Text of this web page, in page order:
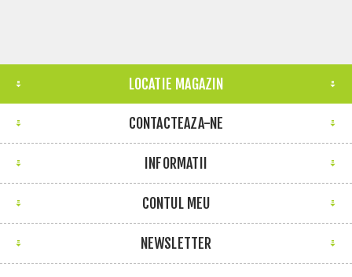
LOCATIE MAGAZIN
CONTACTEAZA-NE
INFORMATII
CONTUL MEU
NEWSLETTER